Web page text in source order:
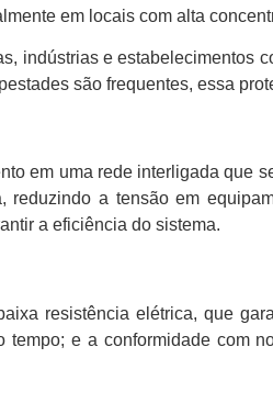
em locais com alta
indústrias e estabelecimentos
são frequentes, essa
em uma rede interligada que
a tensão em
a eficiência do sistema.
resistência elétrica, que
e a conformidade com